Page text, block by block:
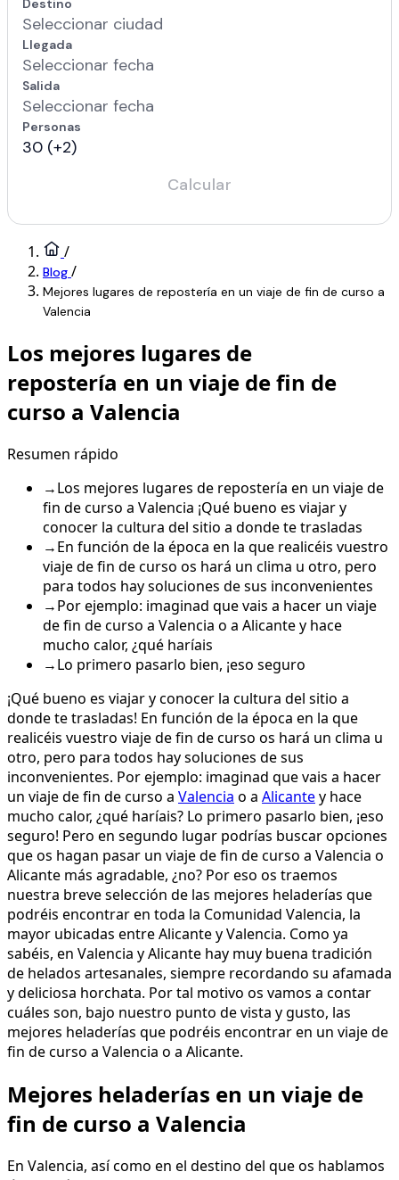
/
Blog /
Mejores lugares de repostería en un viaje de fin de curso a
Valencia
Los mejores lugares de
repostería en un viaje de fin de
curso a Valencia
Resumen rápido
→Los mejores lugares de repostería en un viaje de
fin de curso a Valencia ¡Qué bueno es viajar y
conocer la cultura del sitio a donde te trasladas
→En función de la época en la que realicéis vuestro
viaje de fin de curso os hará un clima u otro, pero
para todos hay soluciones de sus inconvenientes
→Por ejemplo: imaginad que vais a hacer un viaje
de fin de curso a Valencia o a Alicante y hace
mucho calor, ¿qué haríais
→Lo primero pasarlo bien, ¡eso seguro
¡Qué bueno es viajar y conocer la cultura del sitio a
donde te trasladas! En función de la época en la que
realicéis vuestro viaje de fin de curso os hará un clima u
otro, pero para todos hay soluciones de sus
inconvenientes. Por ejemplo: imaginad que vais a hacer
un viaje de fin de curso a Valencia o a Alicantey hace
mucho calor, ¿qué haríais? Lo primero pasarlo bien, ¡eso
seguro! Pero en segundo lugar podrías buscar opciones
que os hagan pasar un viaje de fin de curso a Valencia o
Alicante más agradable, ¿no? Por eso os traemos
nuestra breve selección de las mejores heladerías que
podréis encontrar en toda la Comunidad Valencia, la
mayor ubicadas entre Alicante y Valencia. Como ya
sabéis, en Valencia y Alicante hay muy buena tradición
de helados artesanales, siempre recordando su afamada
y deliciosa horchata. Por tal motivo os vamos a contar
cuáles son, bajo nuestro punto de vista y gusto, las
mejores heladerías que podréis encontrar en un viaje de
fin de curso a Valencia o a Alicante.
Mejores heladerías en un viaje de
fin de curso a Valencia
En Valencia, así como en el destino del que os hablamos